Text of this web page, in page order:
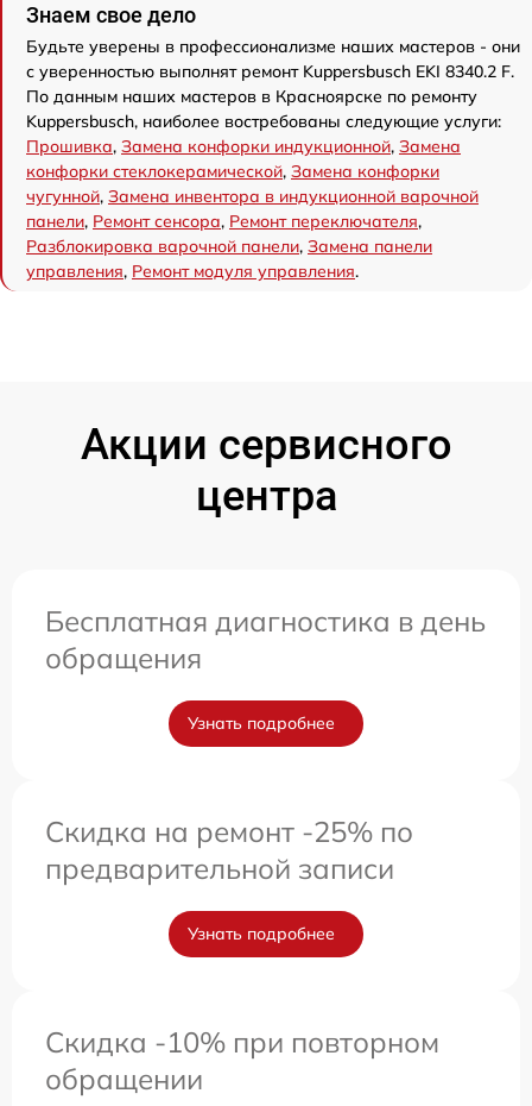
Знаем свое дело
Будьте уверены в профессионализме наших мастеров - они
с уверенностью выполнят ремонт Kuppersbusch EKI 8340.2 F.
По данным наших мастеров в Красноярске по ремонту
Kuppersbusch, наиболее востребованы следующие услуги:
Прошивка, Замена конфорки индукционной, Замена
конфорки стеклокерамической, Замена конфорки
чугунной, Замена инвентора в индукционной варочной
панели, Ремонт сенсора, Ремонт переключателя,
Разблокировка варочной панели, Замена панели
управления, Ремонт модуля управления.
Акции сервисного
центра
Бесплатная диагностика в день
обращения
Узнать подробнее
Скидка на ремонт -25% по
предварительной записи
Узнать подробнее
Скидка -10% при повторном
обращении